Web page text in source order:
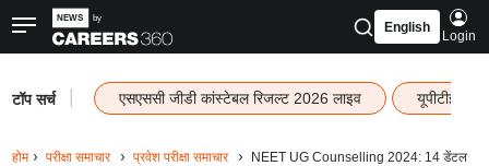
English
Login
टॉप सर्च एसएससी जीडी कांस्टेबल रिजल्ट 2026 लाइव यूपीटीईटी
होम परीक्षा समाचार प्रवेश परीक्षा समाचार
NEET UG Counselling 2024: 14 डेंटल